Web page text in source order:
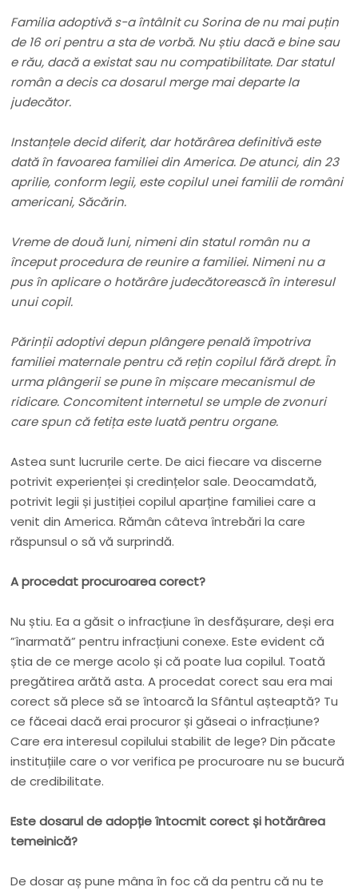
Familia adoptivă s-a întâlnit cu Sorina de nu mai puțin
de 16 ori pentru a sta de vorbă. Nu știu dacă e bine sau
e rău, dacă a existat sau nu compatibilitate. Dar statul
român a decis ca dosarul merge mai departe la
judecător.
Instanțele decid diferit, dar hotărârea definitivă este
dată în favoarea familiei din America. De atunci, din 23
aprilie, conform legii, este copilul unei familii de români
americani, Săcărin.
Vreme de două luni, nimeni din statul român nu a
început procedura de reunire a familiei. Nimeni nu a
pus în aplicare o hotărâre judecătorească în interesul
unui copil.
Părinții adoptivi depun plângere penală împotriva
familiei maternale pentru că rețin copilul fără drept. În
urma plângerii se pune în mișcare mecanismul de
ridicare. Concomitent internetul se umple de zvonuri
care spun că fetița este luată pentru organe.
Astea sunt lucrurile certe. De aici fiecare va discerne
potrivit experienței și credințelor sale. Deocamdată,
potrivit legii și justiției copilul aparține familiei care a
venit din America. Rămân câteva întrebări la care
răspunsul o să vă surprindă.
A procedat procuroarea corect?
Nu știu. Ea a găsit o infracțiune în desfășurare, deși era
”înarmată” pentru infracțiuni conexe. Este evident că
știa de ce merge acolo și că poate lua copilul. Toată
pregătirea arătă asta. A procedat corect sau era mai
corect să plece să se întoarcă la Sfântul așteaptă? Tu
ce făceai dacă erai procuror și găseai o infracțiune?
Care era interesul copilului stabilit de lege? Din păcate
instituțiile care o vor verifica pe procuroare nu se bucură
de credibilitate.
Este dosarul de adopție întocmit corect și hotărârea
temeinică?
De dosar aș pune mâna în foc că da pentru că nu te